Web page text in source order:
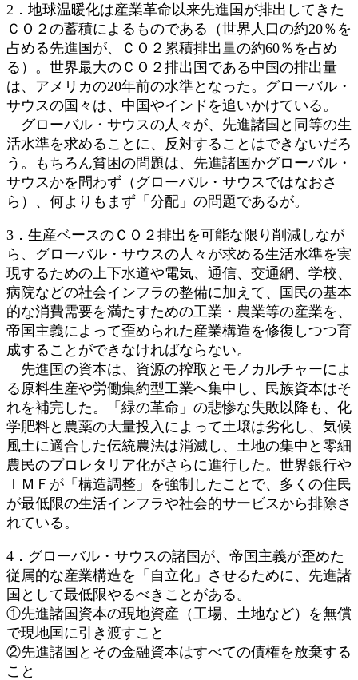
2．地球温暖化は産業革命以来先進国が排出してきた
ＣＯ２の蓄積によるものである（世界人口の約20％を
占める先進国が、ＣＯ２累積排出量の約60％を占め
る）。世界最大のＣＯ２排出国である中国の排出量
は、アメリカの20年前の水準となった。グローバル・
サウスの国々は、中国やインドを追いかけている。
グローバル・サウスの人々が、先進諸国と同等の生
活水準を求めることに、反対することはできないだろ
う。もちろん貧困の問題は、先進諸国かグローバル・
サウスかを問わず（グローバル・サウスではなおさ
ら）、何よりもまず「分配」の問題であるが。
3．生産ベースのＣＯ２排出を可能な限り削減しなが
ら、グローバル・サウスの人々が求める生活水準を実
現するための上下水道や電気、通信、交通網、学校、
病院などの社会インフラの整備に加えて、国民の基本
的な消費需要を満たすための工業・農業等の産業を、
帝国主義によって歪められた産業構造を修復しつつ育
成することができなければならない。
先進国の資本は、資源の搾取とモノカルチャーによ
る原料生産や労働集約型工業へ集中し、民族資本はそ
れを補完した。「緑の革命」の悲惨な失敗以降も、化
学肥料と農薬の大量投入によって土壌は劣化し、気候
風土に適合した伝統農法は消滅し、土地の集中と零細
農民のプロレタリア化がさらに進行した。世界銀行や
ＩＭＦが「構造調整」を強制したことで、多くの住民
が最低限の生活インフラや社会的サービスから排除さ
れている。
4．グローバル・サウスの諸国が、帝国主義が歪めた
従属的な産業構造を「自立化」させるために、先進諸
国として最低限やるべきことがある。
①先進諸国資本の現地資産（工場、土地など）を無償
で現地国に引き渡すこと
②先進諸国とその金融資本はすべての債権を放棄する
こと